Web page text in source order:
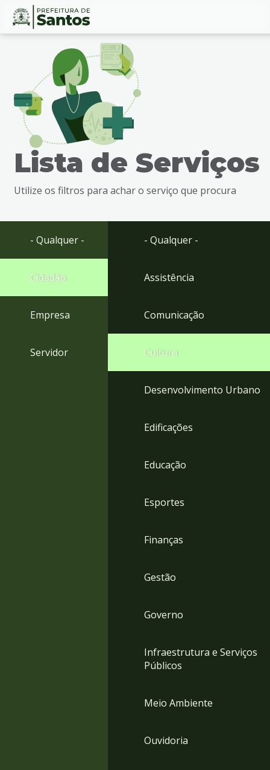
Ir
busca
Ir
rodapé
Conteúdo
Lista de Serviços
Utilize os filtros para achar o serviço que procura
- Qualquer -
Cidadão
Empresa
Servidor
- Qualquer -
Assistência
Comunicação
Cultura
Desenvolvimento Urbano
Edificações
Educação
Esportes
Finanças
Gestão
Governo
Infraestrutura e Serviços
Públicos
Meio Ambiente
Ouvidoria